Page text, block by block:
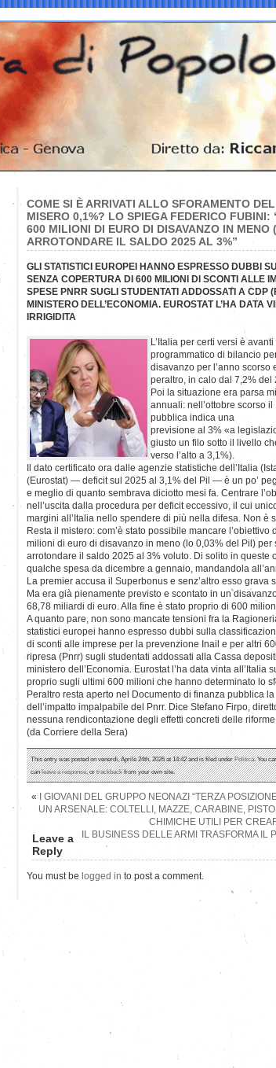
COME SI È ARRIVATI ALLO SFORAMENTO
MISERO 0,1%? LO SPIEGA FEDERICO FUBINI:
600 MILIONI DI EURO DI DISAVANZO IN
ARROTONDARE IL SALDO 2025 AL 3%”
GLI STATISTICI EUROPEI HANNO ESPRESSO DUBBI
SENZA COPERTURA DI 600 MILIONI DI SCONTI ALLE
SPESE PNRR SUGLI STUDENTATI ADDOSSATI A CDP
MINISTERO DELL’ECONOMIA. EUROSTAT L’HA DATA
IRRIGIDITA
L’Italia per certi versi è
programmatico di bilancio
disavanzo per l’anno
peraltro, in calo dal 7,2% del
Poi la situazione era parsa
annuali: nell’ottobre scorso
pubblica indica una
previsione al 3% «a
giusto un filo sotto il livello
verso l’alto a 3,1%).
Il dato certificato ora dalle agenzie statistiche dell’Italia
(Eurostat) — deficit sul 2025 al 3,1% del Pil — è un po’
e meglio di quanto sembrava diciotto mesi fa. Centrare
nell’uscita dalla procedura per deficit eccessivo, il cui
margini all’Italia nello spendere di più nella difesa. Non è
Resta il mistero: com’è stato possibile mancare
milioni di euro di disavanzo in meno (lo 0,03% del Pil)
arrotondare il saldo 2025 al 3% voluto. Di solito in queste
qualche spesa da dicembre a gennaio, mandandola
La premier accusa il Superbonus e senz’altro esso grava
Ma era già pienamente previsto e scontato in un
68,78 miliardi di euro. Alla fine è stato proprio di 600
A quanto pare, non sono mancate tensioni fra la
statistici europei hanno espresso dubbi sulla
di sconti alle imprese per la prevenzione Inail e per altri
ripresa (Pnrr) sugli studentati addossati alla Cassa
ministero dell’Economia. Eurostat l’ha data vinta
proprio sugli ultimi 600 milioni che hanno determinato lo
Peraltro resta aperto nel Documento di finanza pubblica
dell’impatto impalpabile del Pnrr. Dice Stefano Firpo,
nessuna rendicontazione degli effetti concreti delle
(da Corriere della Sera)
This entry was posted on venerdì, Aprile 24th, 2026 at 14:42 and is filed underPolitica. You
canleave a response, ortrackbackfrom your own site.
«
I GIOVANI DEL GRUPPO NEONAZI “TERZA
UN ARSENALE: COLTELLI, MAZZE, CARABINE,
CHIMICHE UTILI PER
IL BUSINESS DELLE ARMI TRASFORMA IL
Leave a
Reply
You must be logged in to post a comment.